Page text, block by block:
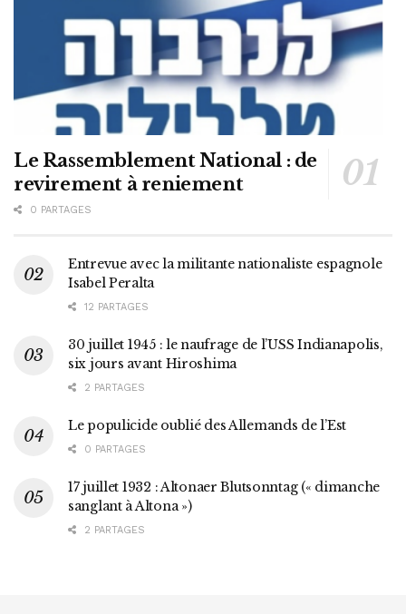
Le Rassemblement National : de
revirement à reniement
0 PARTAGES
Entrevue avec la militante nationaliste espagnole
Isabel Peralta
12 PARTAGES
30 juillet 1945 : le naufrage de l’USS Indianapolis,
six jours avant Hiroshima
2 PARTAGES
Le populicide oublié des Allemands de l’Est
0 PARTAGES
17 juillet 1932 : Altonaer Blutsonntag (« dimanche
sanglant à Altona »)
2 PARTAGES